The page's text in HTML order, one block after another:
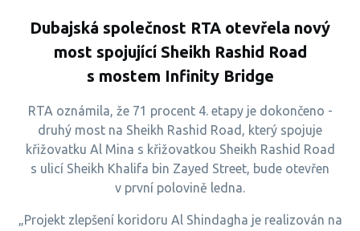
Dubajská společnost RTA otevřela nový
most spojující Sheikh Rashid Road
s mostem Infinity Bridge
RTA oznámila, že 71 procent 4. etapy je dokončeno -
druhý most na Sheikh Rashid Road, který spojuje
křižovatku Al Mina s křižovatkou Sheikh Rashid Road
s ulicí Sheikh Khalifa bin Zayed Street, bude otevřen
v první polovině ledna.
„Projekt zlepšení koridoru Al Shindagha je realizován na